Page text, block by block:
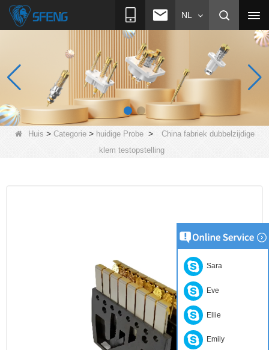
NL
Huis > Categorie> huidige Probe>
China fabriek dubbelzijdige
klem testopstelling
Sara
Eve
Ellie
Emily